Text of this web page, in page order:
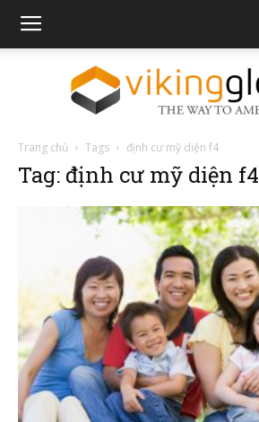
The
Way
To
America
Trang chủ Tags định cư mỹ diện f4
Tag: định cư mỹ diện f4